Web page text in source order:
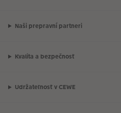
Naši prepravní partneri
Kvalita a bezpečnosť
Udržateľnosť v CEWE